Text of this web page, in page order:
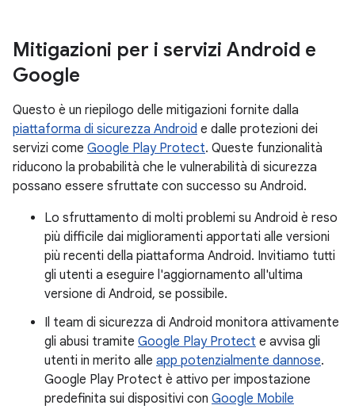
Mitigazioni per i servizi Android e
Google
Questo è un riepilogo delle mitigazioni fornite dalla
piattaforma di sicurezza Android e dalle protezioni dei
servizi come Google Play Protect. Queste funzionalità
riducono la probabilità che le vulnerabilità di sicurezza
possano essere sfruttate con successo su Android.
Lo sfruttamento di molti problemi su Android è reso
più difficile dai miglioramenti apportati alle versioni
più recenti della piattaforma Android. Invitiamo tutti
gli utenti a eseguire l'aggiornamento all'ultima
versione di Android, se possibile.
Il team di sicurezza di Android monitora attivamente
gli abusi tramite Google Play Protect e avvisa gli
utenti in merito alle app potenzialmente dannose.
Google Play Protect è attivo per impostazione
predefinita sui dispositivi con Google Mobile